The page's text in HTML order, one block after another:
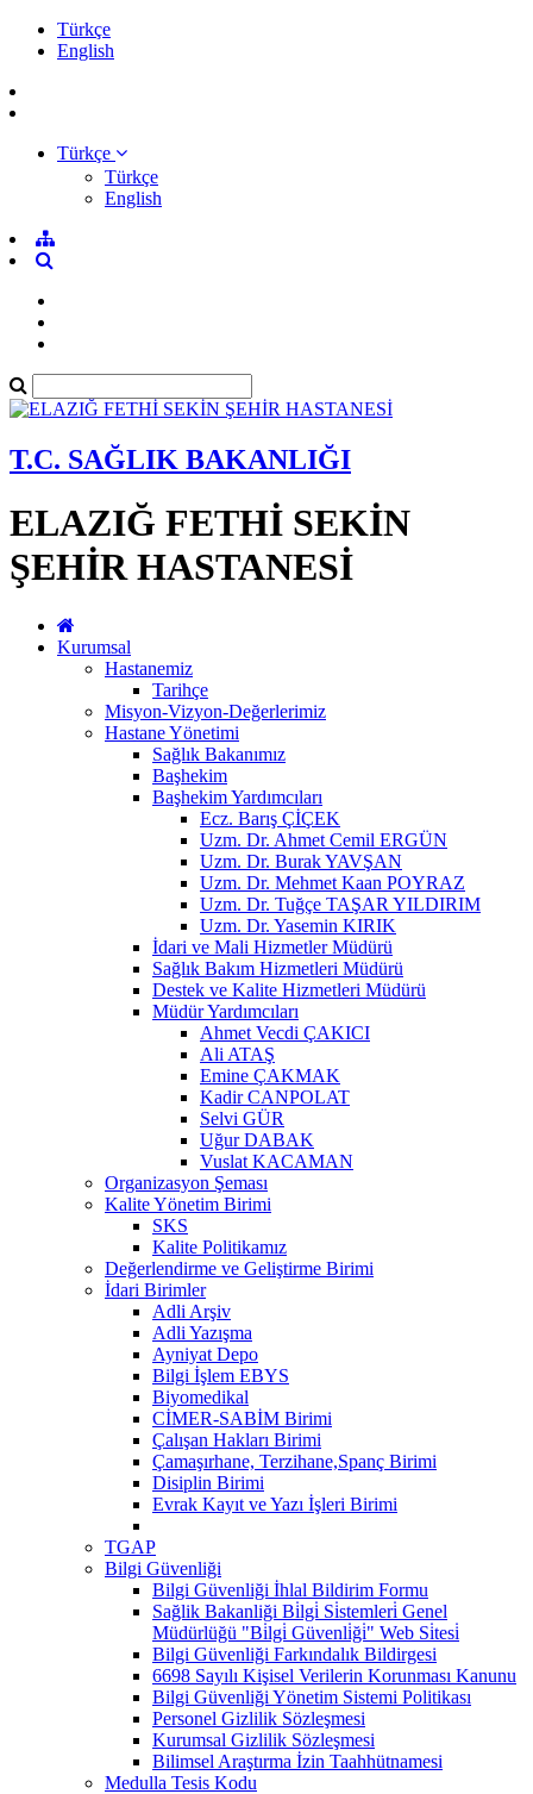
Türkçe
English
Türkçe
Türkçe
English
T.C. SAĞLIK BAKANLIĞI
ELAZIĞ FETHİ SEKİN
ŞEHİR HASTANESİ
Kurumsal
Hastanemiz
Tarihçe
Misyon-Vizyon-Değerlerimiz
Hastane Yönetimi
Sağlık Bakanımız
Başhekim
Başhekim Yardımcıları
Ecz. Barış ÇİÇEK
Uzm. Dr. Ahmet Cemil ERGÜN
Uzm. Dr. Burak YAVŞAN
Uzm. Dr. Mehmet Kaan POYRAZ
Uzm. Dr. Tuğçe TAŞAR YILDIRIM
Uzm. Dr. Yasemin KIRIK
İdari ve Mali Hizmetler Müdürü
Sağlık Bakım Hizmetleri Müdürü
Destek ve Kalite Hizmetleri Müdürü
Müdür Yardımcıları
Ahmet Vecdi ÇAKICI
Ali ATAŞ
Emine ÇAKMAK
Kadir CANPOLAT
Selvi GÜR
Uğur DABAK
Vuslat KACAMAN
Organizasyon Şeması
Kalite Yönetim Birimi
SKS
Kalite Politikamız
Değerlendirme ve Geliştirme Birimi
İdari Birimler
Adli Arşiv
Adli Yazışma
Ayniyat Depo
Bilgi İşlem EBYS
Biyomedikal
CİMER-SABİM Birimi
Çalışan Hakları Birimi
Çamaşırhane, Terzihane,Spanç Birimi
Disiplin Birimi
Evrak Kayıt ve Yazı İşleri Birimi
TGAP
Bilgi Güvenliği
Bilgi Güvenliği İhlal Bildirim Formu
Sağlik Bakanliği Bi̇lgi̇ Si̇stemleri̇ Genel
Müdürlüğü "Bi̇lgi̇ Güvenli̇ği̇" Web Si̇tesi̇
Bilgi Güvenliği Farkındalık Bildirgesi
6698 Sayılı Kişisel Verilerin Korunması Kanunu
Bilgi Güvenliği Yönetim Sistemi Politikası
Personel Gizlilik Sözleşmesi
Kurumsal Gizlilik Sözleşmesi
Bilimsel Araştırma İzin Taahhütnamesi
Medulla Tesis Kodu